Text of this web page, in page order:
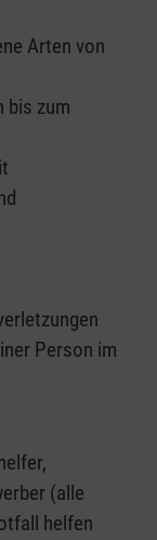
Arten von
bis zum
Person im
(alle
helfen